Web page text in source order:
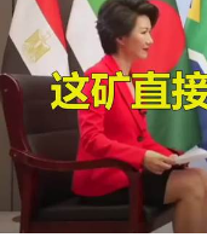
Play
00:00